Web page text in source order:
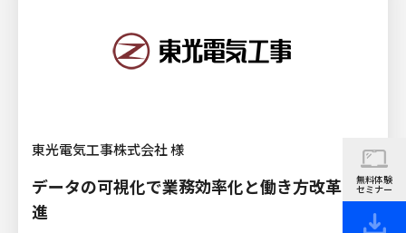
無料体験
セミナー
東光電気工事株式会社 様
データの可視化で業務効率化と働き方改革を推
進